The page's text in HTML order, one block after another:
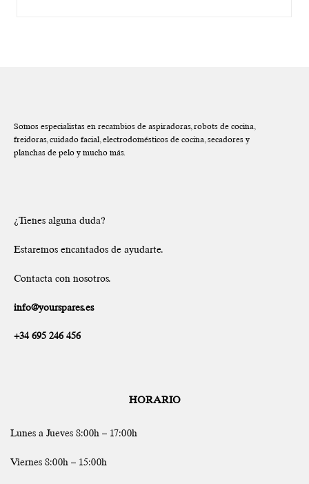
Somos especialistas en recambios de aspiradoras, robots de cocina,
freidoras, cuidado facial, electrodomésticos de cocina, secadores y
planchas de pelo y mucho más.
¿Tienes alguna duda?
Estaremos encantados de ayudarte.
Contacta con nosotros.
info@yourspares.es
+34 695 246 456
HORARIO
Lunes a Jueves 8:00h – 17:00h
Viernes 8:00h – 15:00h